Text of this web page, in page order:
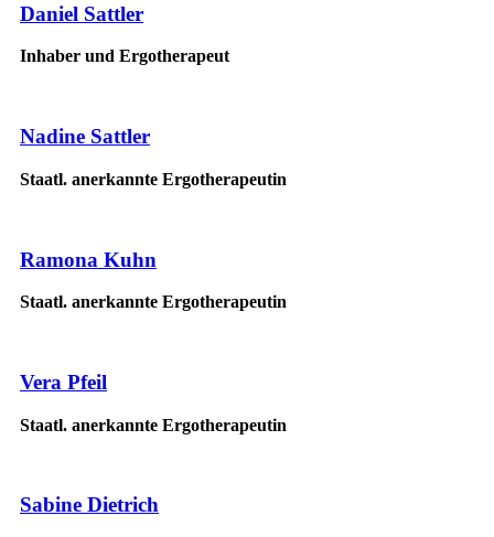
Daniel Sattler
Inhaber und Ergotherapeut
Nadine Sattler
Staatl. anerkannte Ergotherapeutin
Ramona Kuhn
Staatl. anerkannte Ergotherapeutin
Vera Pfeil
Staatl. anerkannte Ergotherapeutin
Sabine Dietrich